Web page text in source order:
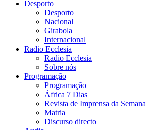
Desporto
Desporto
Nacional
Girabola
Internacional
Radio Ecclesia
Radio Ecclesia
Sobre nós
Programação
Programação
África 7 Dias
Revista de Imprensa da Semana
Matria
Discurso directo